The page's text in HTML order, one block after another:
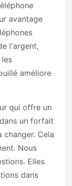
avantage
l'argent,
améliore
qui offre un
un forfait
changer. Cela
Nous
Elles
dans